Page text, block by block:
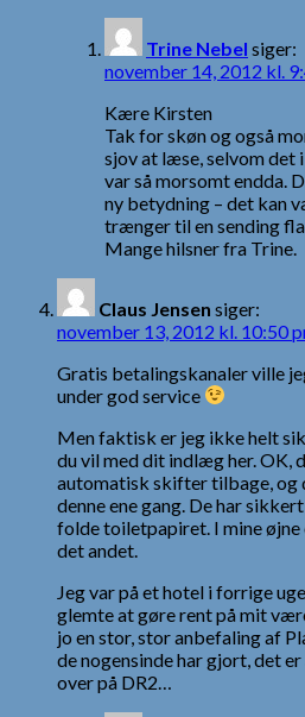
Trine Nebel siger:
november 14, 2012 kl.
Kære Kirsten
Tak for skøn og også
sjov at læse, selvom det
var så morsomt endda.
ny betydning – det kan
trænger til en sending
Mange hilsner fra Trine.
Claus Jensen siger:
november 13, 2012 kl. 10:50
Gratis betalingskanaler ville
under god service
Men faktisk er jeg ikke helt
du vil med dit indlæg her. OK,
automatisk skifter tilbage, og
denne ene gang. De har
folde toiletpapiret. I mine
det andet.
Jeg var på et hotel i forrige
glemte at gøre rent på mit
jo en stor, stor anbefaling af
de nogensinde har gjort, det
over på DR2…